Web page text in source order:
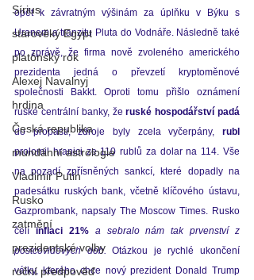
Sírius
starověký Egypt
platónský rok
Alexej Navalnyj
hrdina
Česká republika
mundánní astrologie
Vladimir Putin
Rusko
zatmění
prezidentské volby
roční předpověď
opět k závratným výšinám za úplňku v Býku s
po zprávě, že firma nově zvoleného amerického
prezidenta jedná o převzetí kryptoměnové
společnosti Bakkt. Oproti tomu přišlo oznámení
ruské centrální banky, že ruské hospodářství
do propasti, zdroje byly zcela vyčerpány,
prolomil hranici ze 110 rublů za dolar na 114. Vše
na pozadí zpřísněných sankcí, které dopadly na
padesátku ruských bank, včetně klíčového ústavu,
Gazprombank, napsaly The Moscow Times. Rusko
čelí inflaci 21% a sebralo nám tak prvenství z
postcovidových dob. Otázkou je rychlé ukončení
války, kterého chce nový prezident Donald Trump